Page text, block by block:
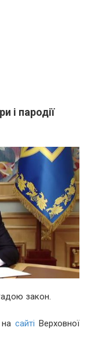
і пародії
закон.
насайтіВерховної